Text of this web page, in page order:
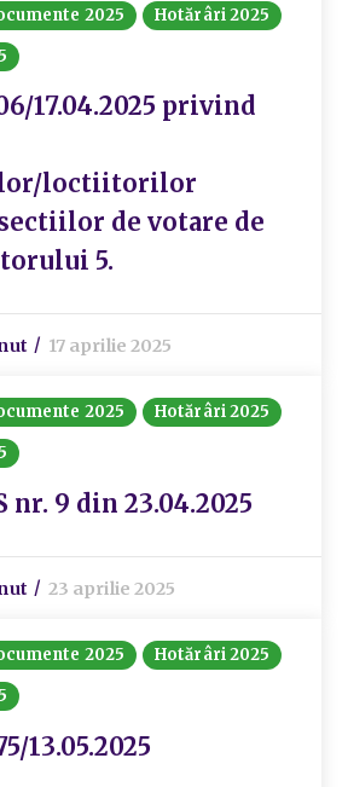
2025
Hotărâri 2025
17.04.2025 privind
loctiitorilor
de votare de
5.
17 aprilie 2025
2025
Hotărâri 2025
nr. 9 din 23.04.2025
23 aprilie 2025
2025
Hotărâri 2025
13.05.2025